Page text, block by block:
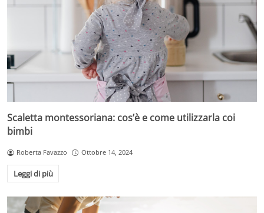
Scaletta montessoriana: cos’è e come utilizzarla coi
bimbi
Roberta Favazzo Ottobre 14, 2024
Leggi di più